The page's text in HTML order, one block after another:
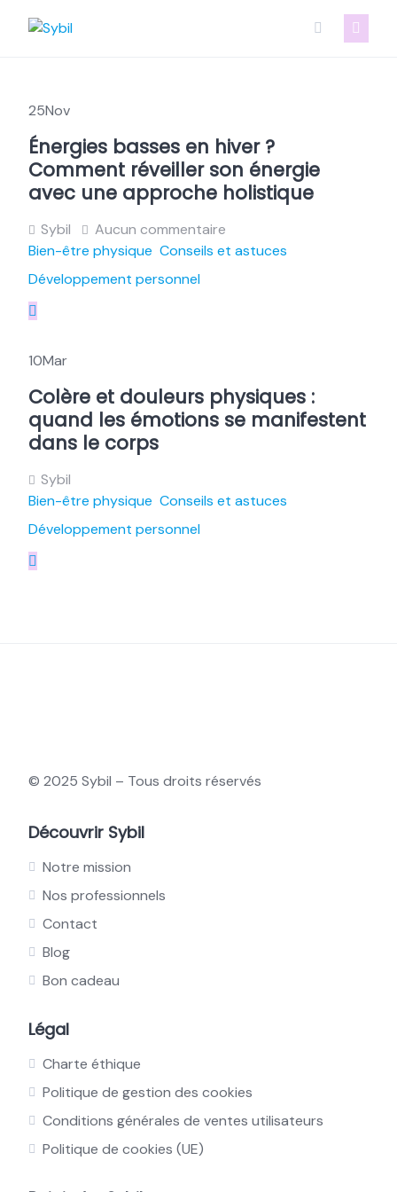
25Nov
Énergies basses en hiver ?
Comment réveiller son énergie
avec une approche holistique
Sybil
Aucun commentaire
Bien-être physique Conseils et astuces
Développement personnel
10Mar
Colère et douleurs physiques :
quand les émotions se manifestent
dans le corps
Sybil
Bien-être physique Conseils et astuces
Développement personnel
© 2025 Sybil – Tous droits réservés
Découvrir Sybil
Notre mission
Nos professionnels
Contact
Blog
Bon cadeau
Légal
Charte éthique
Politique de gestion des cookies
Conditions générales de ventes utilisateurs
Politique de cookies (UE)